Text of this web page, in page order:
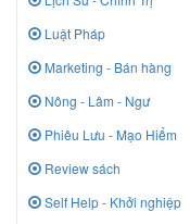
Luật Pháp
Marketing - Bán hàng
Nông - Lâm - Ngư
Phiêu Lưu - Mạo Hiểm
Review sách
Self Help - Khởi nghiệp